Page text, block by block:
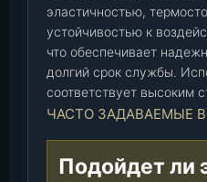
1
0
0
4
1
2
эластичностью,
устойчивостью к
что обеспечивает
долгий срок службы.
соответствует высоким
ЧАСТО ЗАДАВАЕМЫЕ
Подойдет ли